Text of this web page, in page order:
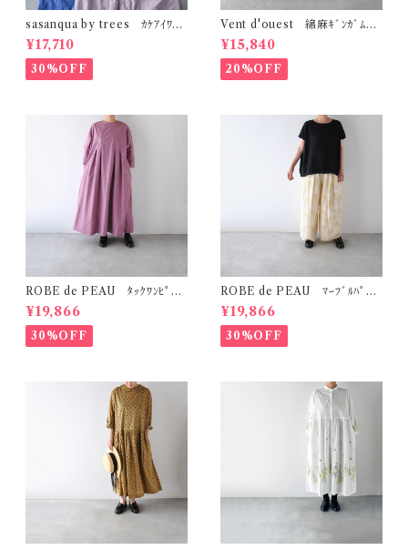
sasanqua by trees ｶｹｱｲﾜﾝ
ﾋﾟｰｽ AN-318
¥17,710
30%OFF
Vent d'ouest 綿麻ｷﾞﾝｶﾞﾑﾁｪ
ｯｸ ﾉｰｶﾗｰｼﾞｬｹｯﾄ VE19621
¥15,840
20%OFF
ROBE de PEAU ﾀｯｸﾜﾝﾋﾟｰｽ
(ﾌﾟﾗﾑ) R342
¥19,866
30%OFF
ROBE de PEAU ﾏｰﾌﾞﾙﾊﾟﾀｰ
ﾝ ﾜｲﾄﾞﾊﾟﾝﾂ (ｽｷﾝﾏｰﾌﾞﾙ(ｲｴﾛｰ系)
) R303
¥19,866
30%OFF